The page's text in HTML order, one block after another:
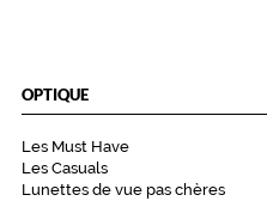
OPTIQUE
Les Must Have
Les Casuals
Lunettes de vue pas chères